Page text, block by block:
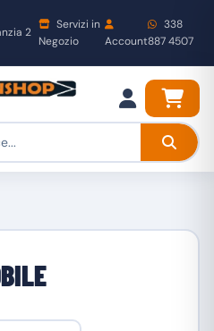
2
Servizi in
Negozio
Account
338
887 4507